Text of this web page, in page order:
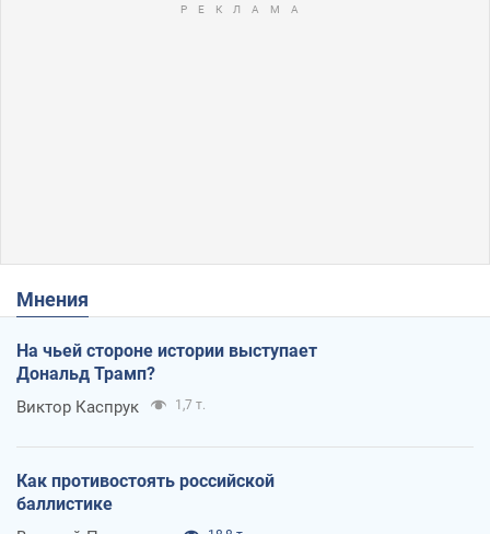
Мнения
На чьей стороне истории выступает
Дональд Трамп?
Виктор Каспрук 1,7 т.
Как противостоять российской
баллистике